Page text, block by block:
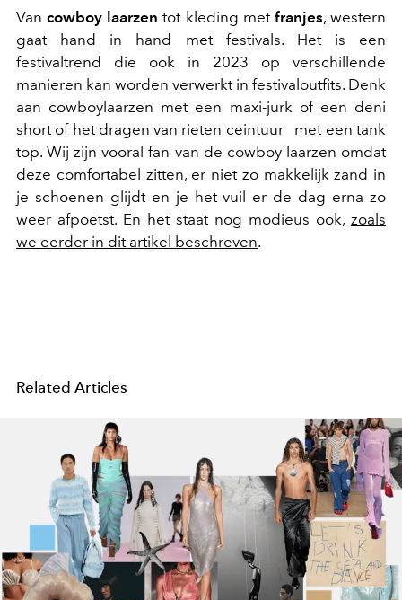
Vancowboy laarzen tot kleding met franjes, western
gaat hand in hand met festivals. Het is een
festivaltrend die ook in 2023 op verschillende
manieren kan worden verwerkt in festivaloutfits. Denk
aan cowboylaarzen met een maxi-jurk of een deni
short of het dragen van rieten ceintuur met een tank
top. Wij zijn vooral fan van de cowboy laarzen omdat
deze comfortabel zitten, er niet zo makkelijk zand in
je schoenen glijdt en je het vuil er de dag erna zo
weer afpoetst. En het staat nog modieus ook, zoals
we eerder in dit artikel beschreven.
Related Articles